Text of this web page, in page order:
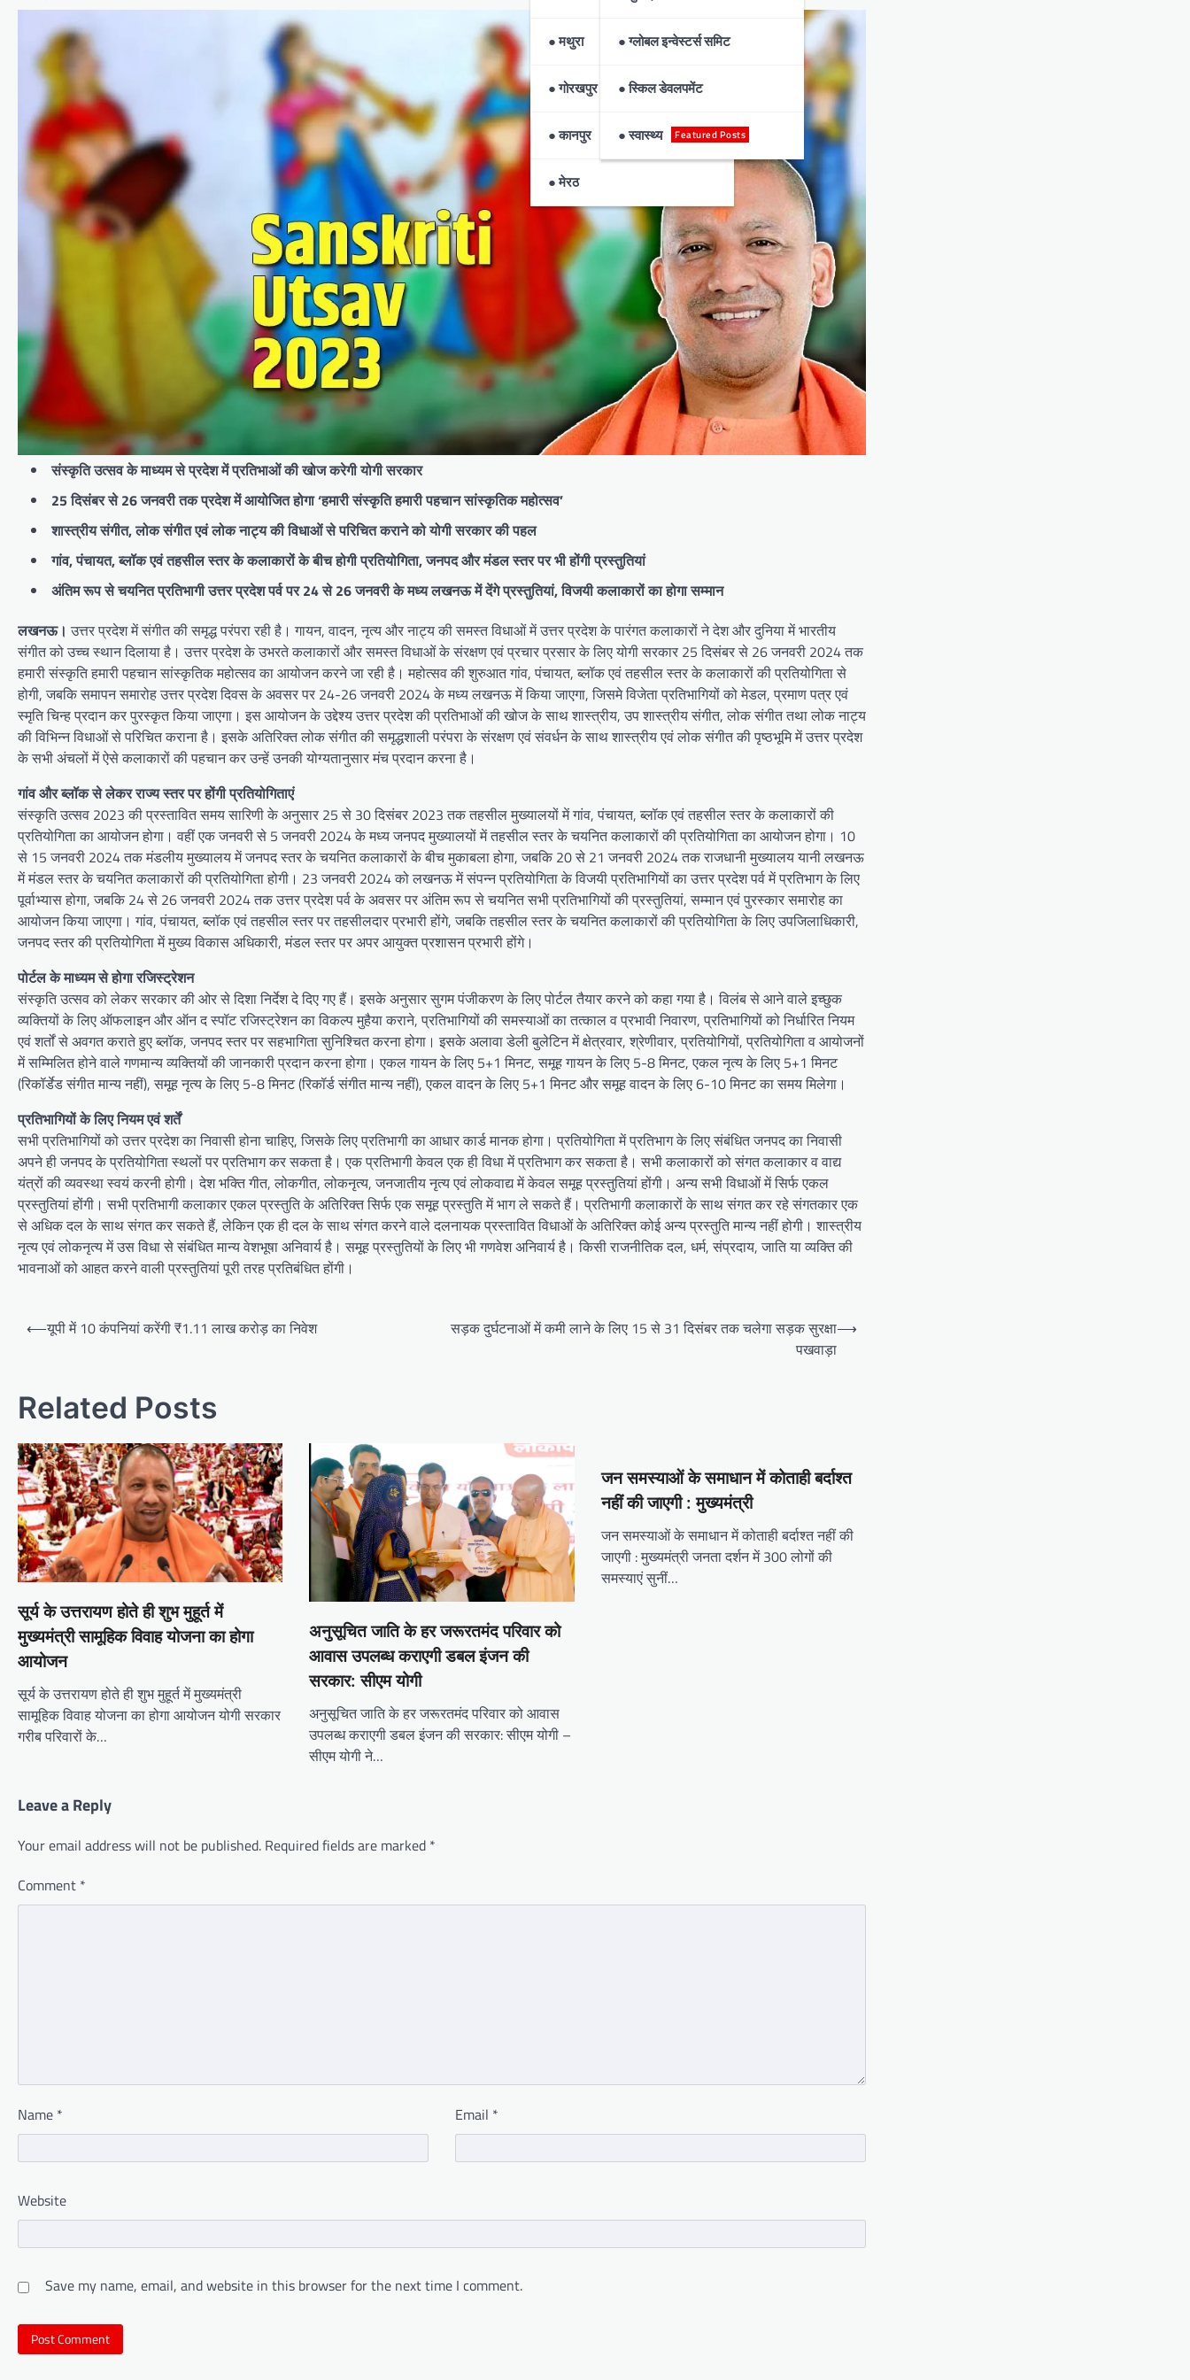
● मथुरा
● गोरखपुर
● कानपुर
● मेरठ
● ग्लोबल इन्वेस्टर्स समिट
● स्किल डेवलपमेंट
● स्वास्थ्य Featured Posts
संस्कृति उत्सव के माध्यम से प्रदेश में प्रतिभाओं की खोज करेगी योगी सरकार
25 दिसंबर से 26 जनवरी तक प्रदेश में आयोजित होगा ‘हमारी संस्कृति हमारी पहचान सांस्कृतिक महोत्सव’
शास्त्रीय संगीत, लोक संगीत एवं लोक नाट्य की विधाओं से परिचित कराने को योगी सरकार की पहल
गांव, पंचायत, ब्लॉक एवं तहसील स्तर के कलाकारों के बीच होगी प्रतियोगिता, जनपद और मंडल स्तर पर भी होंगी प्रस्तुतियां
अंतिम रूप से चयनित प्रतिभागी उत्तर प्रदेश पर्व पर 24 से 26 जनवरी के मध्य लखनऊ में देंगे प्रस्तुतियां, विजयी कलाकारों का होगा सम्मान
लखनऊ। उत्तर प्रदेश में संगीत की समृद्ध परंपरा रही है। गायन, वादन, नृत्य और नाट्य की समस्त विधाओं में उत्तर प्रदेश के पारंगत कलाकारों ने देश और दुनिया में भारतीय
संगीत को उच्च स्थान दिलाया है। उत्तर प्रदेश के उभरते कलाकारों और समस्त विधाओं के संरक्षण एवं प्रचार प्रसार के लिए योगी सरकार 25 दिसंबर से 26 जनवरी 2024 तक
हमारी संस्कृति हमारी पहचान सांस्कृतिक महोत्सव का आयोजन करने जा रही है। महोत्सव की शुरुआत गांव, पंचायत, ब्लॉक एवं तहसील स्तर के कलाकारों की प्रतियोगिता से
होगी, जबकि समापन समारोह उत्तर प्रदेश दिवस के अवसर पर 24-26 जनवरी 2024 के मध्य लखनऊ में किया जाएगा, जिसमे विजेता प्रतिभागियों को मेडल, प्रमाण पत्र एवं
स्मृति चिन्ह प्रदान कर पुरस्कृत किया जाएगा। इस आयोजन के उद्देश्य उत्तर प्रदेश की प्रतिभाओं की खोज के साथ शास्त्रीय, उप शास्त्रीय संगीत, लोक संगीत तथा लोक नाट्य
की विभिन्न विधाओं से परिचित कराना है। इसके अतिरिक्त लोक संगीत की समृद्धशाली परंपरा के संरक्षण एवं संवर्धन के साथ शास्त्रीय एवं लोक संगीत की पृष्ठभूमि में उत्तर प्रदेश
के सभी अंचलों में ऐसे कलाकारों की पहचान कर उन्हें उनकी योग्यतानुसार मंच प्रदान करना है।
गांव और ब्लॉक से लेकर राज्य स्तर पर होंगी प्रतियोगिताएं
संस्कृति उत्सव 2023 की प्रस्तावित समय सारिणी के अनुसार 25 से 30 दिसंबर 2023 तक तहसील मुख्यालयों में गांव, पंचायत, ब्लॉक एवं तहसील स्तर के कलाकारों की
प्रतियोगिता का आयोजन होगा। वहीं एक जनवरी से 5 जनवरी 2024 के मध्य जनपद मुख्यालयों में तहसील स्तर के चयनित कलाकारों की प्रतियोगिता का आयोजन होगा। 10
से 15 जनवरी 2024 तक मंडलीय मुख्यालय में जनपद स्तर के चयनित कलाकारों के बीच मुकाबला होगा, जबकि 20 से 21 जनवरी 2024 तक राजधानी मुख्यालय यानी लखनऊ
में मंडल स्तर के चयनित कलाकारों की प्रतियोगिता होगी। 23 जनवरी 2024 को लखनऊ में संपन्न प्रतियोगिता के विजयी प्रतिभागियों का उत्तर प्रदेश पर्व में प्रतिभाग के लिए
पूर्वाभ्यास होगा, जबकि 24 से 26 जनवरी 2024 तक उत्तर प्रदेश पर्व के अवसर पर अंतिम रूप से चयनित सभी प्रतिभागियों की प्रस्तुतियां, सम्मान एवं पुरस्कार समारोह का
आयोजन किया जाएगा। गांव, पंचायत, ब्लॉक एवं तहसील स्तर पर तहसीलदार प्रभारी होंगे, जबकि तहसील स्तर के चयनित कलाकारों की प्रतियोगिता के लिए उपजिलाधिकारी,
जनपद स्तर की प्रतियोगिता में मुख्य विकास अधिकारी, मंडल स्तर पर अपर आयुक्त प्रशासन प्रभारी होंगे।
पोर्टल के माध्यम से होगा रजिस्ट्रेशन
संस्कृति उत्सव को लेकर सरकार की ओर से दिशा निर्देश दे दिए गए हैं। इसके अनुसार सुगम पंजीकरण के लिए पोर्टल तैयार करने को कहा गया है। विलंब से आने वाले इच्छुक
व्यक्तियों के लिए ऑफलाइन और ऑन द स्पॉट रजिस्ट्रेशन का विकल्प मुहैया कराने, प्रतिभागियों की समस्याओं का तत्काल व प्रभावी निवारण, प्रतिभागियों को निर्धारित नियम
एवं शर्तों से अवगत कराते हुए ब्लॉक, जनपद स्तर पर सहभागिता सुनिश्चित करना होगा। इसके अलावा डेली बुलेटिन में क्षेत्रवार, श्रेणीवार, प्रतियोगियों, प्रतियोगिता व आयोजनों
में सम्मिलित होने वाले गणमान्य व्यक्तियों की जानकारी प्रदान करना होगा। एकल गायन के लिए 5+1 मिनट, समूह गायन के लिए 5-8 मिनट, एकल नृत्य के लिए 5+1 मिनट
(रिकॉर्डेड संगीत मान्य नहीं), समूह नृत्य के लिए 5-8 मिनट (रिकॉर्ड संगीत मान्य नहीं), एकल वादन के लिए 5+1 मिनट और समूह वादन के लिए 6-10 मिनट का समय मिलेगा।
प्रतिभागियों के लिए नियम एवं शर्तें
सभी प्रतिभागियों को उत्तर प्रदेश का निवासी होना चाहिए, जिसके लिए प्रतिभागी का आधार कार्ड मानक होगा। प्रतियोगिता में प्रतिभाग के लिए संबंधित जनपद का निवासी
अपने ही जनपद के प्रतियोगिता स्थलों पर प्रतिभाग कर सकता है। एक प्रतिभागी केवल एक ही विधा में प्रतिभाग कर सकता है। सभी कलाकारों को संगत कलाकार व वाद्य
यंत्रों की व्यवस्था स्वयं करनी होगी। देश भक्ति गीत, लोकगीत, लोकनृत्य, जनजातीय नृत्य एवं लोकवाद्य में केवल समूह प्रस्तुतियां होंगी। अन्य सभी विधाओं में सिर्फ एकल
प्रस्तुतियां होंगी। सभी प्रतिभागी कलाकार एकल प्रस्तुति के अतिरिक्त सिर्फ एक समूह प्रस्तुति में भाग ले सकते हैं। प्रतिभागी कलाकारों के साथ संगत कर रहे संगतकार एक
से अधिक दल के साथ संगत कर सकते हैं, लेकिन एक ही दल के साथ संगत करने वाले दलनायक प्रस्तावित विधाओं के अतिरिक्त कोई अन्य प्रस्तुति मान्य नहीं होगी। शास्त्रीय
नृत्य एवं लोकनृत्य में उस विधा से संबंधित मान्य वेशभूषा अनिवार्य है। समूह प्रस्तुतियों के लिए भी गणवेश अनिवार्य है। किसी राजनीतिक दल, धर्म, संप्रदाय, जाति या व्यक्ति की
भावनाओं को आहत करने वाली प्रस्तुतियां पूरी तरह प्रतिबंधित होंगी।
Post
⟵यूपी में 10 कंपनियां करेंगी ₹1.11 लाख करोड़ का निवेश
सड़क दुर्घटनाओं में कमी लाने के लिए 15 से 31 दिसंबर तक चलेगा सड़क सुरक्षा
पखवाड़ा
⟶
Related Posts
सूर्य के उत्तरायण होते ही शुभ मुहूर्त में
मुख्यमंत्री सामूहिक विवाह योजना का होगा
आयोजन
सूर्य के उत्तरायण होते ही शुभ मुहूर्त में मुख्यमंत्री
सामूहिक विवाह योजना का होगा आयोजन योगी सरकार
गरीब परिवारों के…
अनुसूचित जाति के हर जरूरतमंद परिवार को
आवास उपलब्ध कराएगी डबल इंजन की
सरकार: सीएम योगी
अनुसूचित जाति के हर जरूरतमंद परिवार को आवास
उपलब्ध कराएगी डबल इंजन की सरकार: सीएम योगी –
सीएम योगी ने…
जन समस्याओं के समाधान में कोताही बर्दाश्त
नहीं की जाएगी : मुख्यमंत्री
जन समस्याओं के समाधान में कोताही बर्दाश्त नहीं की
जाएगी : मुख्यमंत्री जनता दर्शन में 300 लोगों की
समस्याएं सुनीं…
Leave a Reply
Your email address will not be published. Required fields are marked *
Comment *
Name * Email *
Website
Save my name, email, and website in this browser for the next time I comment.